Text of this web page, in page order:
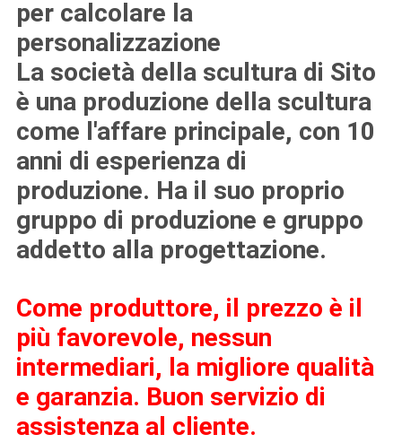
per calcolare la
personalizzazione
La società della scultura di Sito
è una produzione della scultura
come l'affare principale, con 10
anni di esperienza di
produzione. Ha il suo proprio
gruppo di produzione e gruppo
addetto alla progettazione.
Come produttore, il prezzo è il
più favorevole, nessun
intermediari, la migliore qualità
e garanzia. Buon servizio di
assistenza al cliente.